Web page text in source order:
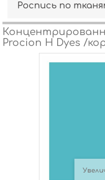
Роспись по
Procion H Dyes /